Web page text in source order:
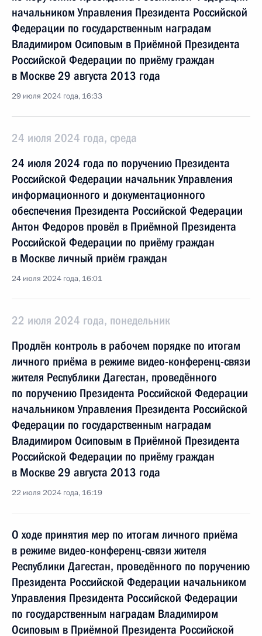
начальником Управления Президента Российской
Федерации по государственным наградам
Владимиром Осиповым в Приёмной Президента
Российской Федерации по приёму граждан
в Москве 29 августа 2013 года
29 июля 2024 года, 16:33
24 июля 2024 года, среда
24 июля 2024 года по поручению Президента
Российской Федерации начальник Управления
информационного и документационного
обеспечения Президента Российской Федерации
Антон Федоров провёл в Приёмной Президента
Российской Федерации по приёму граждан
в Москве личный приём граждан
24 июля 2024 года, 16:01
22 июля 2024 года, понедельник
Продлён контроль в рабочем порядке по итогам
личного приёма в режиме видео-конференц-связи
жителя Республики Дагестан, проведённого
по поручению Президента Российской Федерации
начальником Управления Президента Российской
Федерации по государственным наградам
Владимиром Осиповым в Приёмной Президента
Российской Федерации по приёму граждан
в Москве 29 августа 2013 года
22 июля 2024 года, 16:19
О ходе принятия мер по итогам личного приёма
в режиме видео-конференц-связи жителя
Республики Дагестан, проведённого по поручению
Президента Российской Федерации начальником
Управления Президента Российской Федерации
по государственным наградам Владимиром
Осиповым в Приёмной Президента Российской